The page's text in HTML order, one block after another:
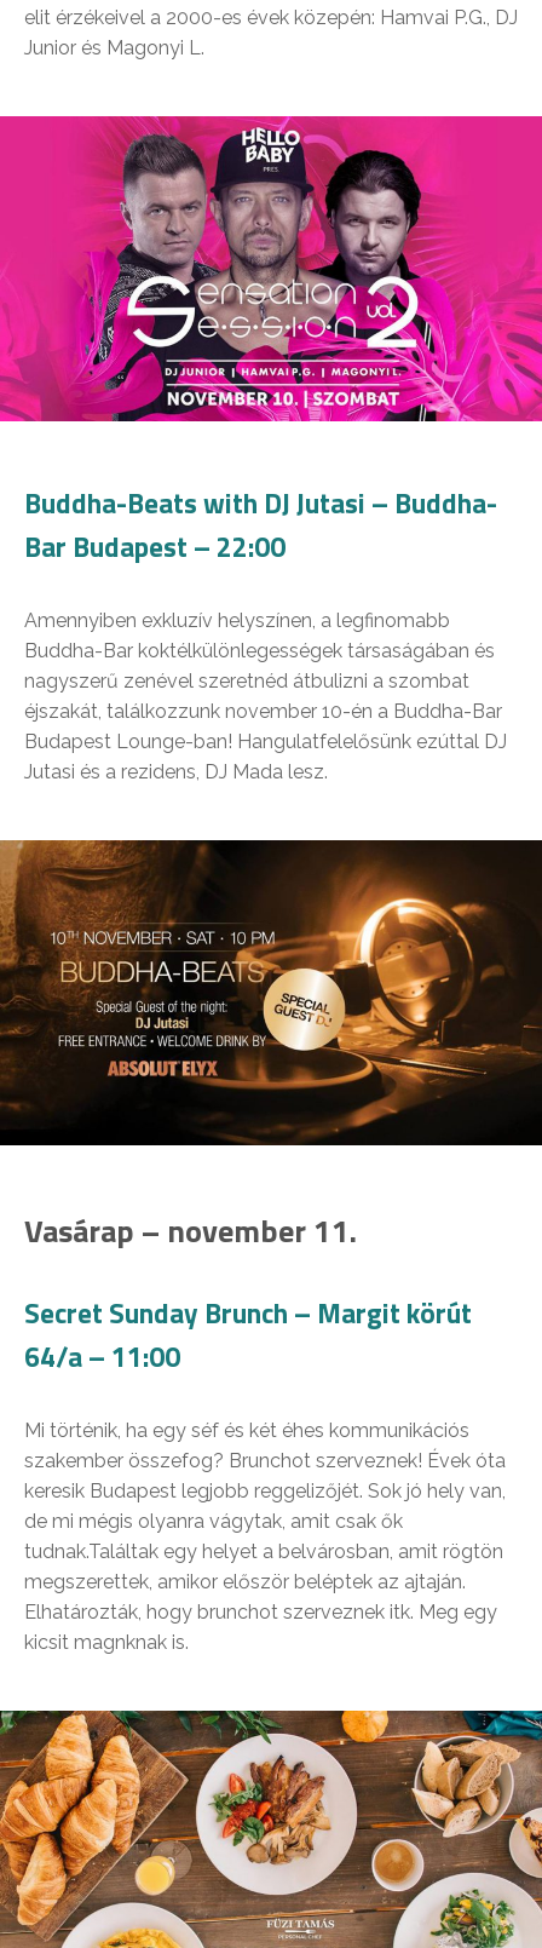
elit érzékeivel a 2000-es évek közepén: Hamvai P.G., DJ
Junior és Magonyi L.
Buddha-Beats with DJ Jutasi – Buddha-
Bar Budapest – 22:00
Amennyiben exkluzív helyszínen, a legfinomabb
Buddha-Bar koktélkülönlegességek társaságában és
nagyszerű zenével szeretnéd átbulizni a szombat
éjszakát, találkozzunk november 10-én a Buddha-Bar
Budapest Lounge-ban! Hangulatfelelősünk ezúttal DJ
Jutasi és a rezidens, DJ Mada lesz.
Vasárap – november 11.
Secret Sunday Brunch – Margit körút
64/a – 11:00
Mi történik, ha egy séf és két éhes kommunikációs
szakember összefog? Brunchot szerveznek! Évek óta
keresik Budapest legjobb reggelizőjét. Sok jó hely van,
de mi mégis olyanra vágytak, amit csak ők
tudnak.Találtak egy helyet a belvárosban, amit rögtön
megszerettek, amikor először beléptek az ajtaján.
Elhatározták, hogy brunchot szerveznek itk. Meg egy
kicsit magnknak is.